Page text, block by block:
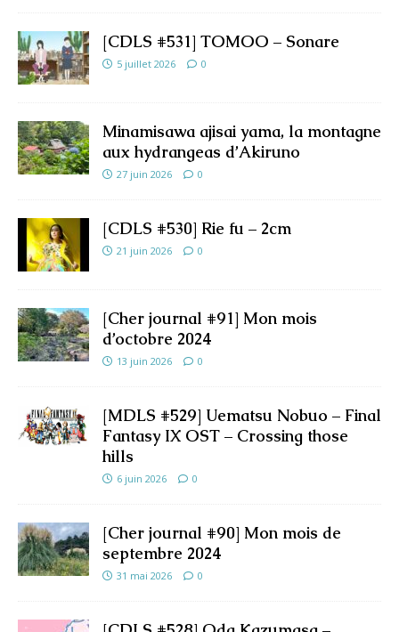
[CDLS #531] TOMOO – Sonare
5 juillet 2026 0
Minamisawa ajisai yama, la montagne
aux hydrangeas d’Akiruno
27 juin 2026 0
[CDLS #530] Rie fu – 2cm
21 juin 2026 0
[Cher journal #91] Mon mois
d’octobre 2024
13 juin 2026 0
[MDLS #529] Uematsu Nobuo – Final
Fantasy IX OST – Crossing those
hills
6 juin 2026 0
[Cher journal #90] Mon mois de
septembre 2024
31 mai 2026 0